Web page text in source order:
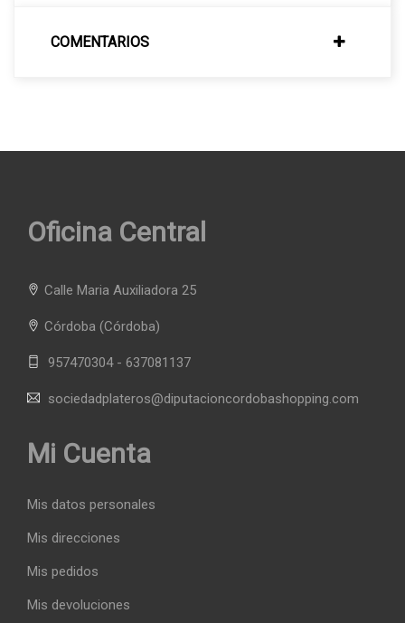
COMENTARIOS
Oficina Central
Calle Maria Auxiliadora 25
Córdoba (Córdoba)
957470304 - 637081137
sociedadplateros@diputacioncordobashopping.com
Mi Cuenta
Mis datos personales
Mis direcciones
Mis pedidos
Mis devoluciones